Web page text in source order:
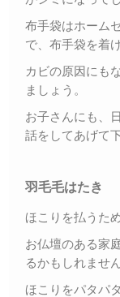
布手袋はホーム
で、布手袋を着
カビの原因にも
ましょう。
お子さんにも、
話をしてあげて
羽毛毛はたき
ほこりを払うた
お仏壇のある家
るかもしれません
ほこりをパタパ